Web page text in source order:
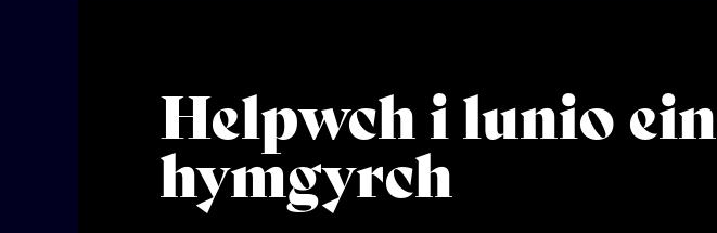
Helpwch i lunio ein
hymgyrch